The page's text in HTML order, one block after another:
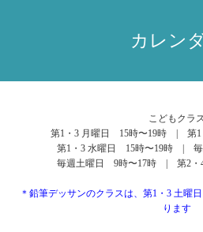
カレン
こどもクラ
第1・3 月曜日 15時〜19時 | 第1
第1・3 水曜日 15時〜19時 | 毎
毎週土曜日 9時〜17時 | 第2・
＊鉛筆デッサンのクラスは、第1・3 土
ります